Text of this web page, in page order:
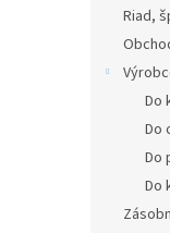
Riad,
Do
Do
Do
Do